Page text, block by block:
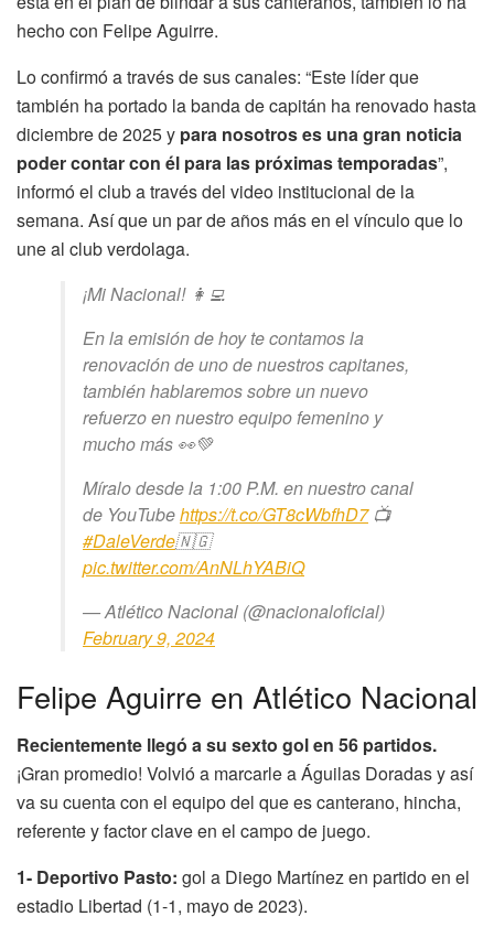
hecho con Felipe Aguirre.
Lo confirmó a través de sus canales: “Este líder que
también ha portado la banda de capitán ha renovado hasta
diciembre de 2025 y para nosotros es una gran noticia
poder contar con él para las próximas temporadas”,
informó el club a través del video institucional de la
semana. Así que un par de años más en el vínculo que lo
une al club verdolaga.
¡Mi Nacional! 👩‍💻
En la emisión de hoy te contamos la
renovación de uno de nuestros capitanes,
también hablaremos sobre un nuevo
refuerzo en nuestro equipo femenino y
mucho más 👀💚
Míralo desde la 1:00 P.M. en nuestro canal
de YouTubehttps://t.co/GT8cWbfhD7📺
#DaleVerde🇳🇬
pic.twitter.com/AnNLhYABiQ
— Atlético Nacional (@nacionaloficial)
February 9, 2024
Felipe Aguirre en Atlético Nacional
Recientemente llegó a su sexto gol en 56 partidos.
¡Gran promedio! Volvió a marcarle a Águilas Doradas y así
va su cuenta con el equipo del que es canterano, hincha,
referente y factor clave en el campo de juego.
1- Deportivo Pasto: gol a Diego Martínez en partido en el
estadio Libertad (1-1, mayo de 2023).